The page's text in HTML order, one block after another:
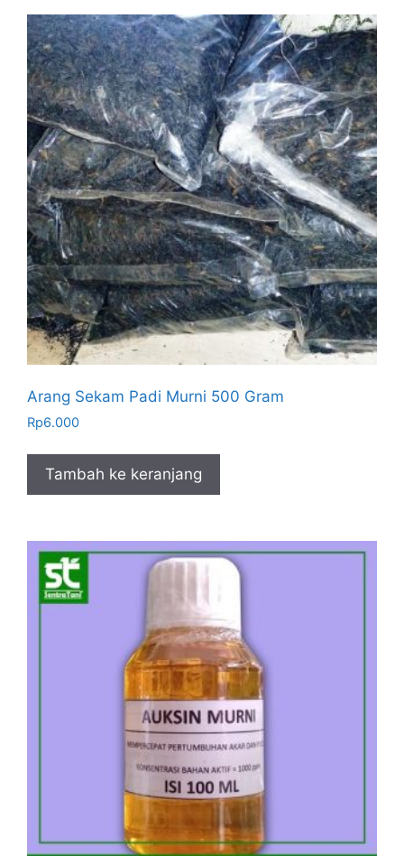
Arang Sekam Padi Murni 500 Gram
Rp6.000
Tambah ke keranjang